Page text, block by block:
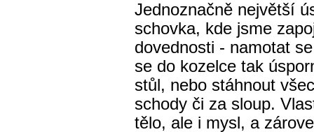
Jednoznačně největší
schovka, kde jsme
dovednosti - namotat
se do kozelce tak
stůl, nebo stáhnout
schody či za sloup.
tělo, ale i mysl, a